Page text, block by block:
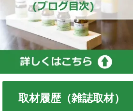
取材履歴（雑誌取材）